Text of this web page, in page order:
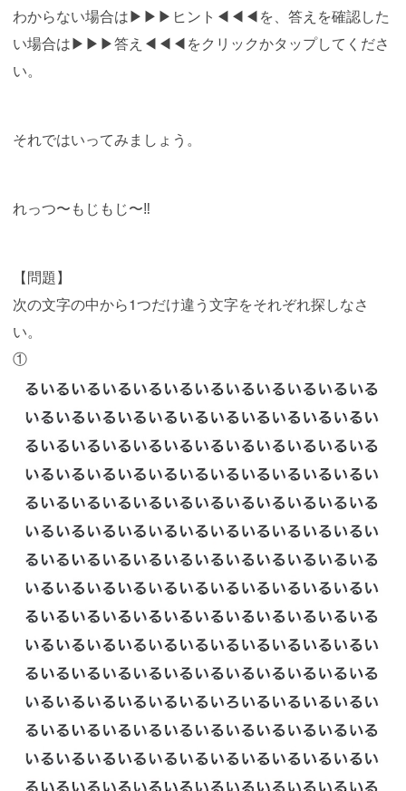
わからない場合は▶︎▶︎▶︎ヒント◀︎◀︎◀︎を、答えを確認した
い場合は▶︎▶︎▶︎答え◀︎◀︎◀︎をクリックかタップしてくださ
い。
それではいってみましょう。
れっつ〜もじもじ〜‼︎
【問題】
次の文字の中から1つだけ違う文字をそれぞれ探しなさ
い。
①